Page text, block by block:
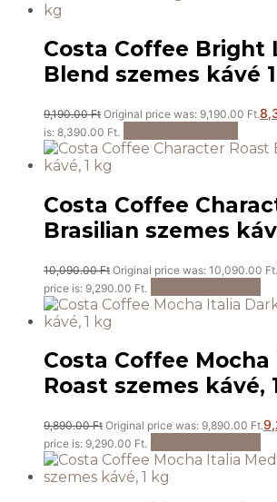
Costa Coffee Bright
Blend szemes kávé
9,190.00Ft Original price was: 9,190.00 Ft.
is: 8,390.00 Ft.
Costa Coffee
Brasilian szemes
10,090.00Ft Original price was: 10,090.00 Ft.
price is: 9,290.00 Ft.
Costa Coffee
Roast szemes kávé,
9,890.00Ft Original price was: 9,890.00 Ft.
price is: 9,290.00 Ft.